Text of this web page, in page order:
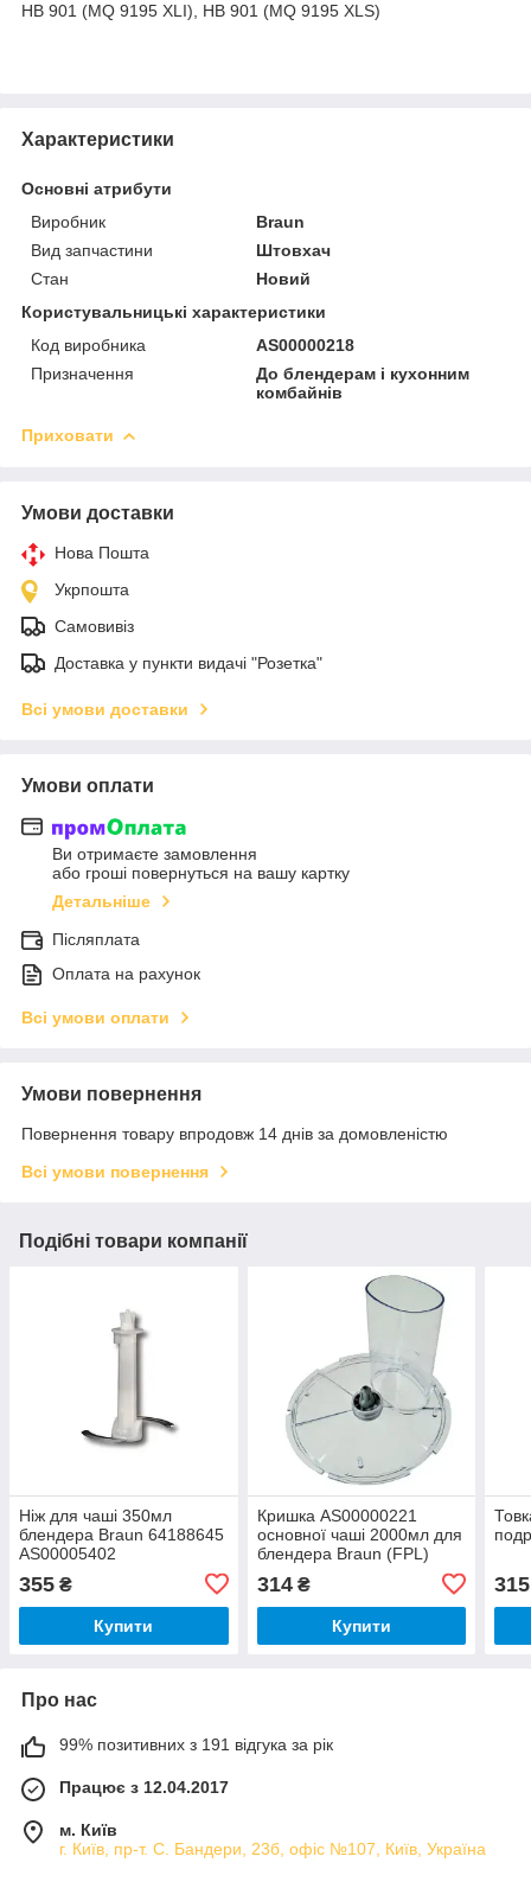
HB 901 (MQ 9195 XLI), HB 901 (MQ 9195 XLS)
Характеристики
Основні атрибути
Виробник
Braun
Вид запчастини
Штовхач
Стан
Новий
Користувальницькі характеристики
Код виробника
AS00000218
Призначення
До блендерам і кухонним
комбайнів
Приховати
Умови доставки
Нова Пошта
Укрпошта
Самовивіз
Доставка у пункти видачі "Розетка"
Всі умови доставки
Умови оплати
Ви отримаєте замовлення
або гроші повернуться на вашу картку
Детальніше
Післяплата
Оплата на рахунок
Всі умови оплати
Умови повернення
Повернення товару впродовж 14 днів за домовленістю
Всі умови повернення
Подібні товари компанії
Ніж для чаші 350мл
блендера Braun 64188645
AS00005402
355 ₴
Купити
Кришка AS00000221
основної чаші 2000мл для
блендера Braun (FPL)
314₴
Купити
315
Про нас
99% позитивних з 191 відгука за рік
Працює з 12.04.2017
м. Київ
г. Київ, пр-т. С. Бандери, 23б, офіс №107, Київ, Україна